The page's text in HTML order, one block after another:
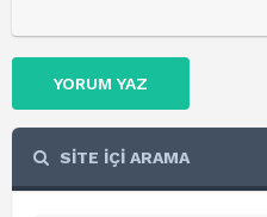
YORUM YAZ
SİTE İÇİ ARAMA